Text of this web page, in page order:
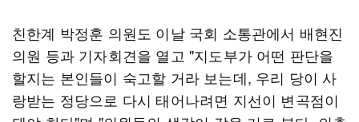
친한계 박정훈 의원도 이날 국회 소통관에서 배현진
의원 등과 기자회견을 열고 "지도부가 어떤 판단을
할지는 본인들이 숙고할 거라 보는데, 우리 당이 사
랑받는 정당으로 다시 태어나려면 지선이 변곡점이